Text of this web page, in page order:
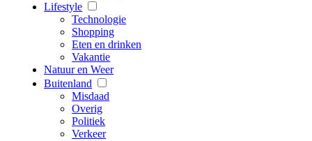
Lifestyle
Technologie
Shopping
Eten en drinken
Vakantie
Natuur en Weer
Buitenland
Misdaad
Overig
Politiek
Verkeer